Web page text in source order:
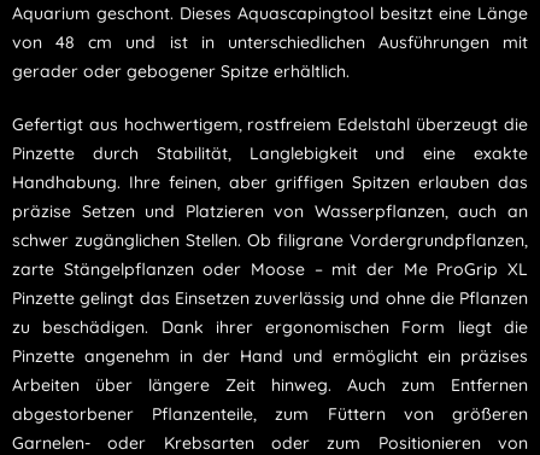
Aquarium geschont. Dieses Aquascapingtool besitzt eine Länge
von 48 cm und ist in unterschiedlichen Ausführungen mit
gerader oder gebogener Spitze erhältlich.
Gefertigt aus hochwertigem, rostfreiem Edelstahl überzeugt die
Pinzette durch Stabilität, Langlebigkeit und eine exakte
Handhabung. Ihre feinen, aber griffigen Spitzen erlauben das
präzise Setzen und Platzieren von Wasserpflanzen, auch an
schwer zugänglichen Stellen. Ob filigrane Vordergrundpflanzen,
zarte Stängelpflanzen oder Moose – mit der Me ProGrip XL
Pinzette gelingt das Einsetzen zuverlässig und ohne die Pflanzen
zu beschädigen. Dank ihrer ergonomischen Form liegt die
Pinzette angenehm in der Hand und ermöglicht ein präzises
Arbeiten über längere Zeit hinweg. Auch zum Entfernen
abgestorbener Pflanzenteile, zum Füttern von größeren
Garnelen- oder Krebsarten oder zum Positionieren von